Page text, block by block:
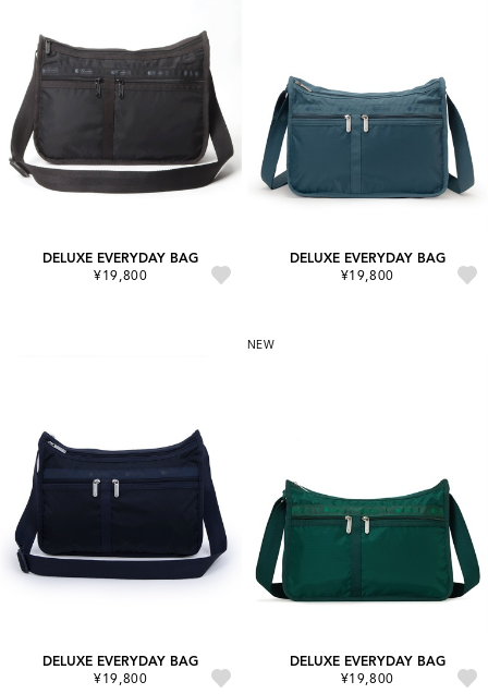
DELUXE EVERYDAY BAG
¥19,800
DELUXE EVERYDAY BAG
¥19,800
DELUXE EVERYDAY BAG
¥19,800
NEW
DELUXE EVERYDAY BAG
¥19,800